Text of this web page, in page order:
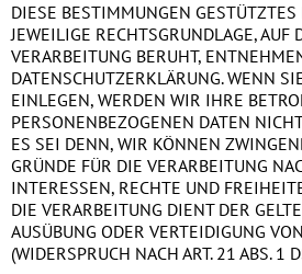
DIESE BESTIMMUNGEN GESTÜTZTES
JEWEILIGE RECHTSGRUNDLAGE, AUF
VERARBEITUNG BERUHT,
DATENSCHUTZERKLÄRUNG. WENN
EINLEGEN, WERDEN WIR IHRE
PERSONENBEZOGENEN DATEN
ES SEI DENN, WIR KÖNNEN
GRÜNDE FÜR DIE VERARBEITUNG
INTERESSEN, RECHTE UND
DIE VERARBEITUNG DIENT DER
AUSÜBUNG ODER VERTEIDIGUNG
(WIDERSPRUCH NACH ART. 21 ABS. 1